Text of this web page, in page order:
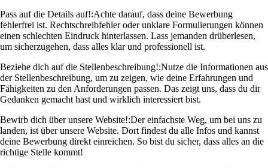
Pass auf die Details auf!:Achte darauf, dass deine Bewerbung
fehlerfrei ist. Rechtschreibfehler oder unklare Formulierungen können
einen schlechten Eindruck hinterlassen. Lass jemanden drüberlesen,
um sicherzugehen, dass alles klar und professionell ist.
Beziehe dich auf die Stellenbeschreibung!:Nutze die Informationen aus
der Stellenbeschreibung, um zu zeigen, wie deine Erfahrungen und
Fähigkeiten zu den Anforderungen passen. Das zeigt uns, dass du dir
Gedanken gemacht hast und wirklich interessiert bist.
Bewirb dich über unsere Website!:Der einfachste Weg, um bei uns zu
landen, ist über unsere Website. Dort findest du alle Infos und kannst
deine Bewerbung direkt einreichen. So bist du sicher, dass alles an die
richtige Stelle kommt!